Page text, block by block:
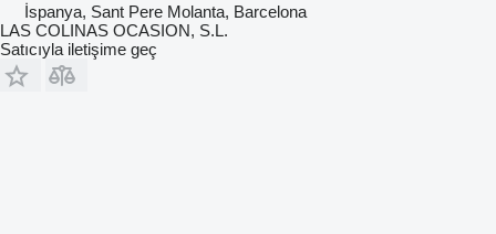
İspanya, Sant Pere Molanta, Barcelona
LAS COLINAS OCASION, S.L.
Satıcıyla iletişime geç